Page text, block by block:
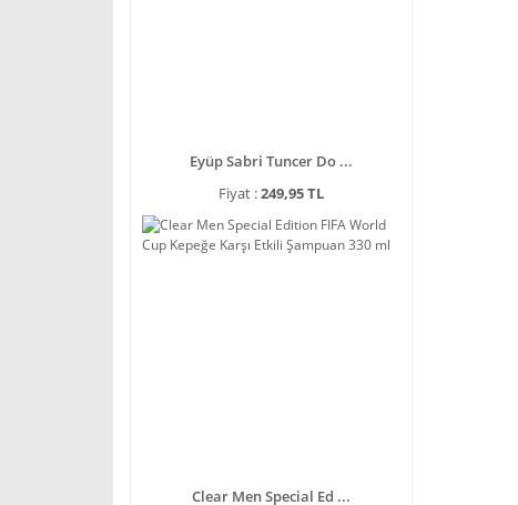
Eyüp Sabri Tuncer Do ...
Fiyat :249,95 TL
Clear Men Special Ed ...